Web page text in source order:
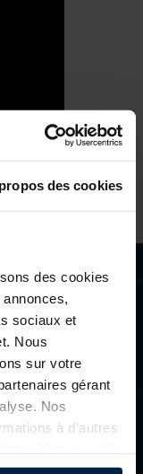
des cookies
des cookies
sociaux et
Nous
sur votre
gérant
Nos
à d’autres
des
?
question ou vous
contacter ?